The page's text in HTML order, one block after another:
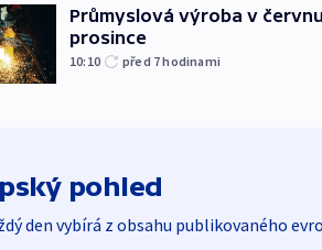
Průmyslová výroba v
prosince
10:10 před 7hodinami
pohled
den vybírá z obsahu publikovaného